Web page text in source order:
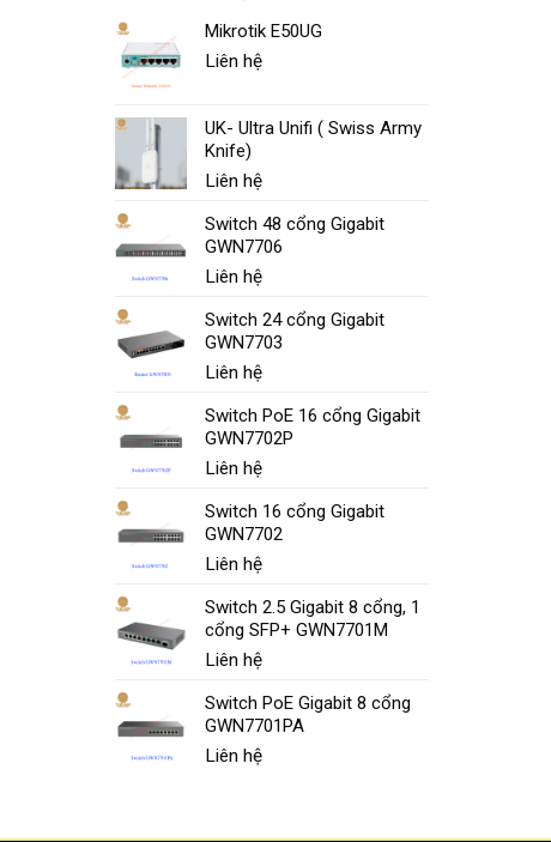
Mikrotik E50UG
Liên hệ
UK- Ultra Unifi ( Swiss Army
Knife)
Liên hệ
Switch 48 cổng Gigabit
GWN7706
Liên hệ
Switch 24 cổng Gigabit
GWN7703
Liên hệ
Switch PoE 16 cổng Gigabit
GWN7702P
Liên hệ
Switch 16 cổng Gigabit
GWN7702
Liên hệ
Switch 2.5 Gigabit 8 cổng, 1
cổng SFP+ GWN7701M
Liên hệ
Switch PoE Gigabit 8 cổng
GWN7701PA
Liên hệ